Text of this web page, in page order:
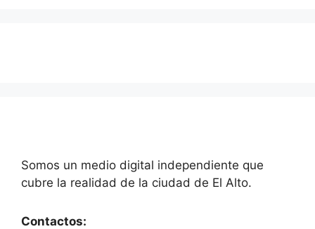
Somos un medio digital independiente que
cubre la realidad de la ciudad de El Alto.
Contactos: